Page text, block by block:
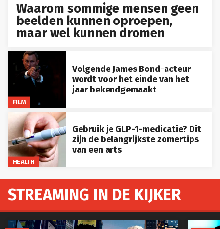
Waarom sommige mensen geen
beelden kunnen oproepen,
maar wel kunnen dromen
FILM
Volgende James Bond-acteur
wordt voor het einde van het
jaar bekendgemaakt
HEALTH
Gebruik je GLP-1-medicatie? Dit
zijn de belangrijkste zomertips
van een arts
STREAMING IN DE KIJKER